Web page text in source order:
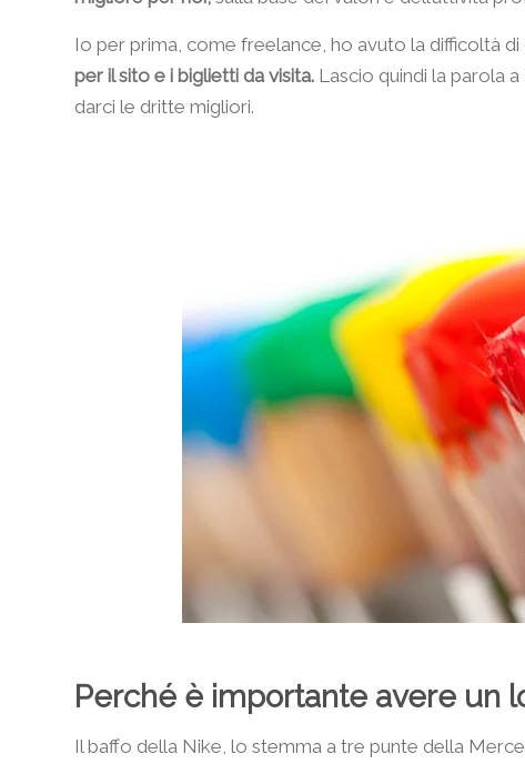
Io per prima, come freelance, ho avuto la difficoltà di
per il sito e i biglietti da visita. Lascio quindi la parola a
darci le dritte migliori.
Perché è importante avere un
Il baffo della Nike, lo stemma a tre punte della